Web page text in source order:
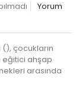
Yorum
çocukların
ahşap
arasında